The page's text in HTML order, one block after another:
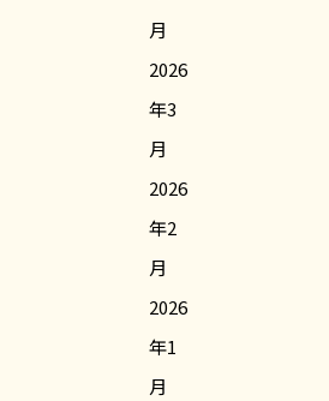
月
2026
年3
月
2026
年2
月
2026
年1
月